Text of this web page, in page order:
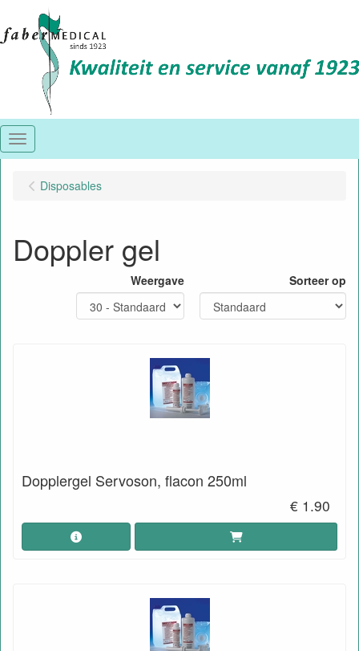
Menu
Disposables
Doppler gel
Weergave Sorteer op
Dopplergel Servoson, flacon 250ml
€ 1.90